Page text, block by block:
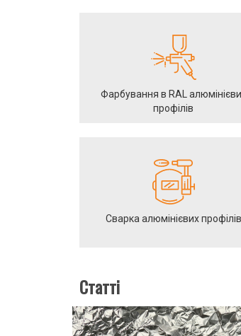
Фарбування в RAL
профілів
Сварка алюмінієвих профілів
Статті